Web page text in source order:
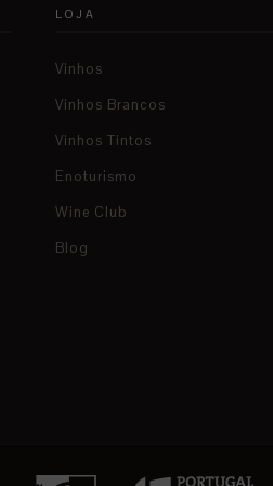
LOJA
Vinhos
Vinhos Brancos
Vinhos Tintos
Enoturismo
Wine Club
Blog